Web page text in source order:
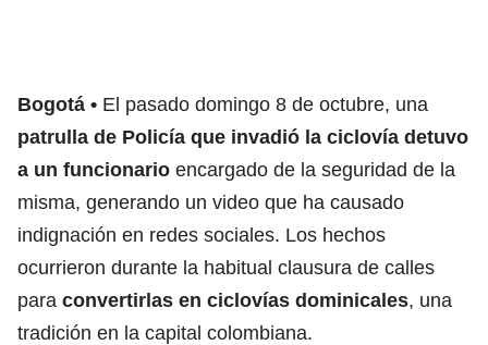
Bogotá
El pasado domingo 8 de octubre, una
patrulla de Policía que invadió la ciclovía detuvo
a un funcionario encargado de la seguridad de la
misma, generando un video que ha causado
indignación en redes sociales. Los hechos
ocurrieron durante la habitual clausura de calles
para convertirlas en ciclovías dominicales, una
tradición en la capital colombiana.